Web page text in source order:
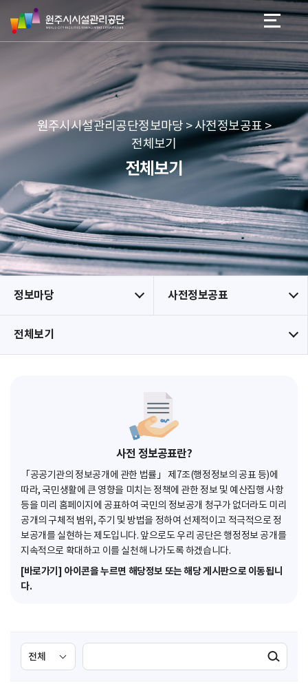
네
본문 바로가기
메뉴 바로가기
원
주
시
리
공
단
원주시시설관리공단정보마당 > 사전정보공표 >
전체보기
전체보기
정보마당 사전정보공표
전체보기
사전 정보공표란?
「공공기관의 정보공개에 관한 법률」 제7조(행정정보의 공표 등)에
따라, 국민생활에 큰 영향을 미치는 정책에 관한 정보 및 예산집행 사항
등을 미리 홈페이지에 공표하여 국민의 정보공개 청구가 없더라도 미리
공개의 구체적 범위, 주기 및 방법을 정하여 선제적이고 적극적으로 정
보공개를 실현하는 제도입니다. 앞으로도 우리 공단은 행정정보 공개를
지속적으로 확대하고 이를 실천해 나가도록 하겠습니다.
[바로가기] 아이콘을 누르면 해당정보 또는 해당 게시판으로 이동됩니
다.
검
색
색
검색실행